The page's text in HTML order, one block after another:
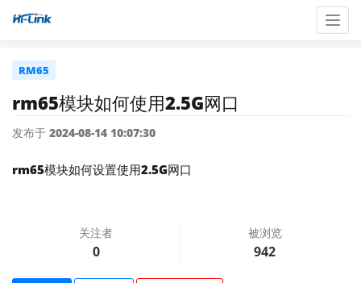
RM65
rm65模块如何使用2.5G网口
发布于 2024-08-14 10:07:30
rm65模块如何设置使用2.5G网口
关注者
0
被浏览
942